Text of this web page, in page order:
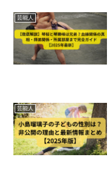
芸能人
芸能人